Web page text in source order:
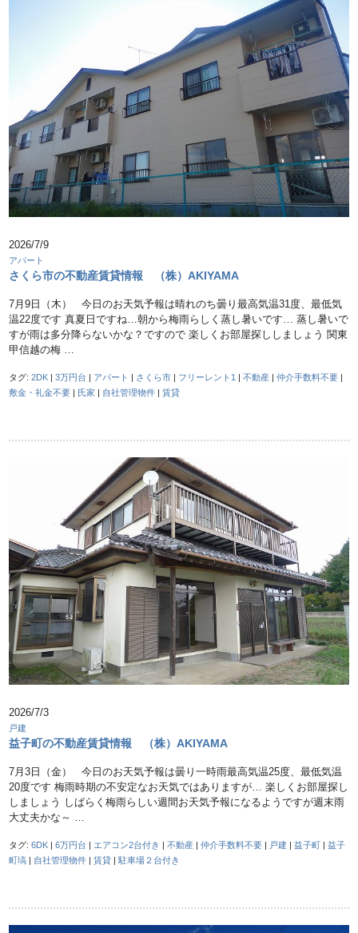
2026/7/9
アパート
さくら市の不動産賃貸情報 （株）AKIYAMA
7月9日（木） 今日のお天気予報は晴れのち曇り最高気温31度、最低気
温22度です 真夏日ですね…朝から梅雨らしく蒸し暑いです… 蒸し暑いで
すが雨は多分降らないかな？ですので 楽しくお部屋探ししましょう 関東
甲信越の梅 …
タグ:2DK |3万円台 | アパート | さくら市 | フリーレント1 |不動産 |仲介手数料不要 |
敷金・礼金不要 | 氏家 | 自社管理物件 |賃貸
2026/7/3
戸建
益子町の不動産賃貸情報 （株）AKIYAMA
7月3日（金） 今日のお天気予報は曇り一時雨最高気温25度、最低気温
20度です 梅雨時期の不安定なお天気ではありますが… 楽しくお部屋探し
しましょう しばらく梅雨らしい週間お天気予報になるようですが週末雨
大丈夫かな～ …
タグ:6DK |6万円台 | エアコン2台付き |不動産 |仲介手数料不要 | 戸建 |益子町 |益子
町塙 | 自社管理物件 |賃貸 |駐車場２台付き